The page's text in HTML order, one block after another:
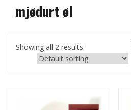
mjødurt øl
Showing all 2 results